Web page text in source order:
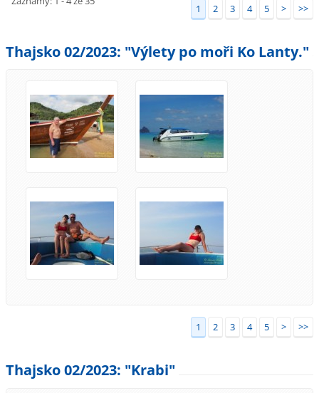
1 2 3 4 5 > >>
Thajsko 02/2023: "Výlety po moři Ko Lanty."
1 2 3 4 5 > >>
Thajsko 02/2023: "Krabi"